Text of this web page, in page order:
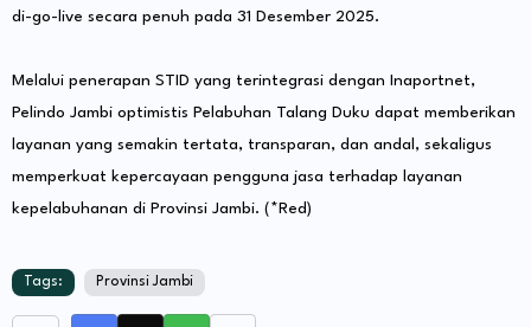
di-go-live secara penuh pada 31 Desember 2025.
Melalui penerapan STID yang terintegrasi dengan Inaportnet,
Pelindo Jambi optimistis Pelabuhan Talang Duku dapat memberikan
layanan yang semakin tertata, transparan, dan andal, sekaligus
memperkuat kepercayaan pengguna jasa terhadap layanan
kepelabuhanan di Provinsi Jambi. (*Red)
Tags: Provinsi Jambi